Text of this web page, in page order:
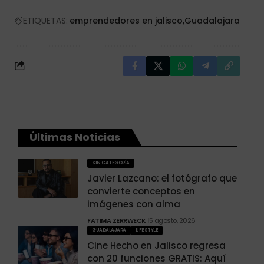
ETIQUETAS: emprendedores en jalisco Guadalajara
Últimas Noticias
SIN CATEGORÍA
Javier Lazcano: el fotógrafo que
convierte conceptos en
imágenes con alma
FATIMA ZERRWECK 5 agosto, 2026
GUADALAJARA LIFESTYLE
Cine Hecho en Jalisco regresa
con 20 funciones GRATIS: Aquí